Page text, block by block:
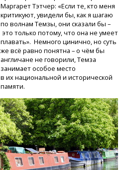
Маргарет Тэтчер: «Если те, кто меня
критикуют, увидели бы, как я шагаю
по волнам Темзы, они сказали бы –
это только потому, что она не умеет
плавать». Немного цинично, но суть
же всё равно понятна – о чём бы
англичане не говорили, Темза
занимает особое место
в их национальной и исторической
памяти.